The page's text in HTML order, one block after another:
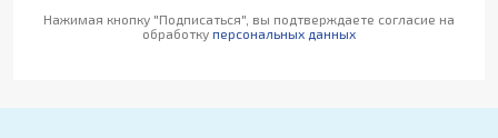
Нажимая кнопку "Подписаться", вы подтверждаете согласие на
обработку персональных данных